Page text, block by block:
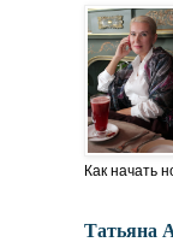
Как начать
Татьяна